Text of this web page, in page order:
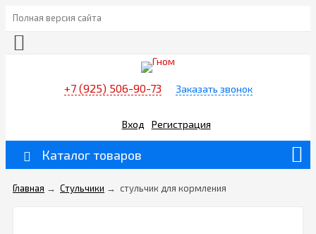
Полная версия сайта
+7 (925) 506-90-73 Заказать звонок
Вход Регистрация
Каталог товаров
Главная → Стульчики → стульчик для кормления